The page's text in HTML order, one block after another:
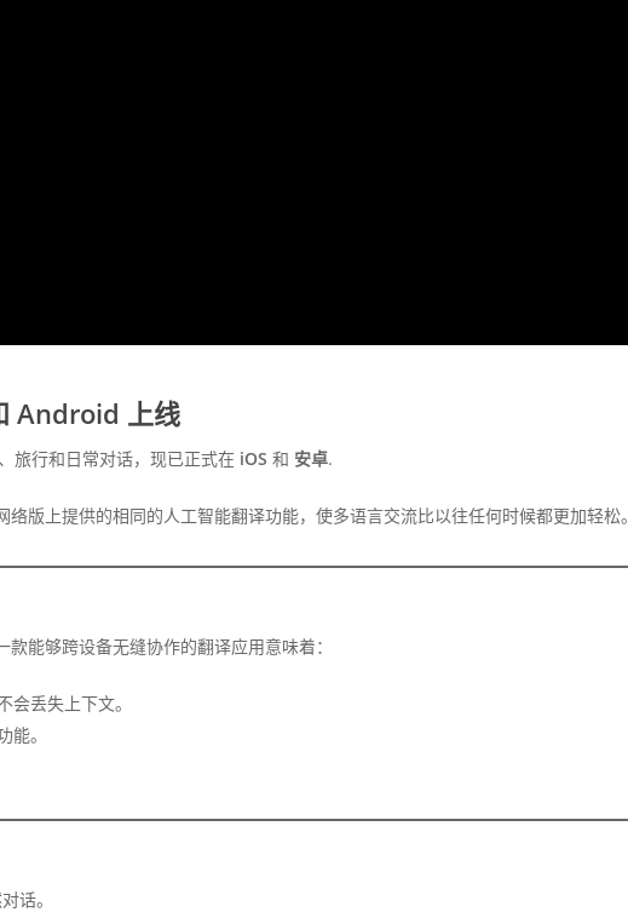
Android 上线
旅行和日常对话，现已正式在 iOS 和 安卓.
版上提供的相同的人工智能翻译功能，使多语言交流比以往任何时候都更加轻松。
能够跨设备无缝协作的翻译应用意味着：
丢失上下文。
。
话。